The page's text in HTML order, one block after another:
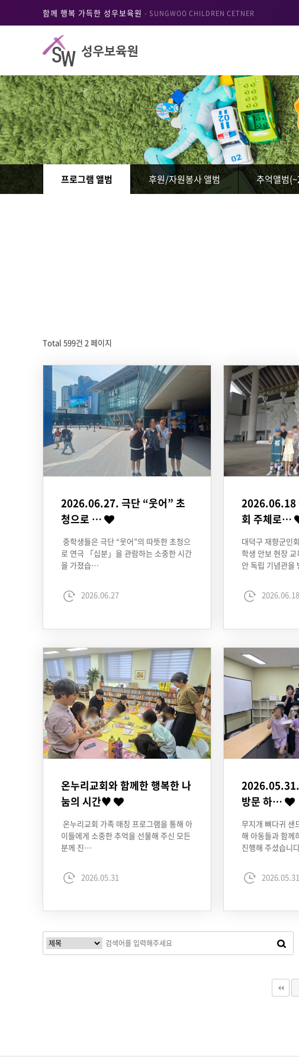
함께 행복 가득한 성우보육원 - SUNGWOO CHILDREN CETNER
프로그램 앨범 후원/자원봉사 앨범 추억앨범
Total 599건 2 페이지
2026.06.27. 극단 “웃어” 초
청으로 …
중학생들은 극단 “웃어”의 따뜻한 초청으
로 연극 「십분」을 관람하는 소중한 시간
을 가졌습…
2026.06.27
2026.06.18
회 주체로…
대덕구 재향군인
학생 안보 현장
안 독립 기념관
2026.06.18
온누리교회와 함께한 행복한 나
눔의 시간♥
온누리교회 가족 매칭 프로그램을 통해 아
이들에게 소중한 추억을 선물해 주신 모든
분께 진…
2026.05.31
2026.05.31.
방문 하…
무지개 뼈다귀 샌
해 아동들과 함께
진행해 주셨습니
2026.05.31